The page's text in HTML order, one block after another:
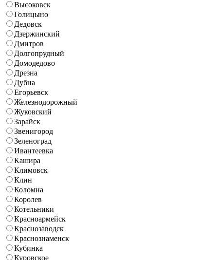
Высоковск
Голицыно
Дедовск
Дзержинский
Дмитров
Долгопрудный
Домодедово
Дрезна
Дубна
Егорьевск
Железнодорожный
Жуковский
Зарайск
Звенигород
Зеленоград
Ивантеевка
Кашира
Климовск
Клин
Коломна
Королев
Котельники
Красноармейск
Краснозаводск
Краснознаменск
Кубинка
Куровское